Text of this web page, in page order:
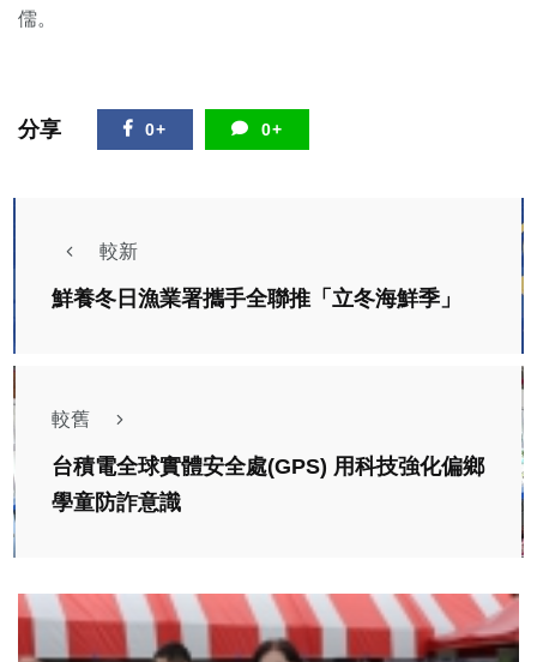
儒。
分享 0+ 0+
較新
鮮養冬日漁業署攜手全聯推「立冬海鮮季」
較舊
台積電全球實體安全處(GPS) 用科技強化偏鄉
學童防詐意識